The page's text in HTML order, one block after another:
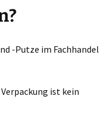
-Putze im Fachhandel
ist kein